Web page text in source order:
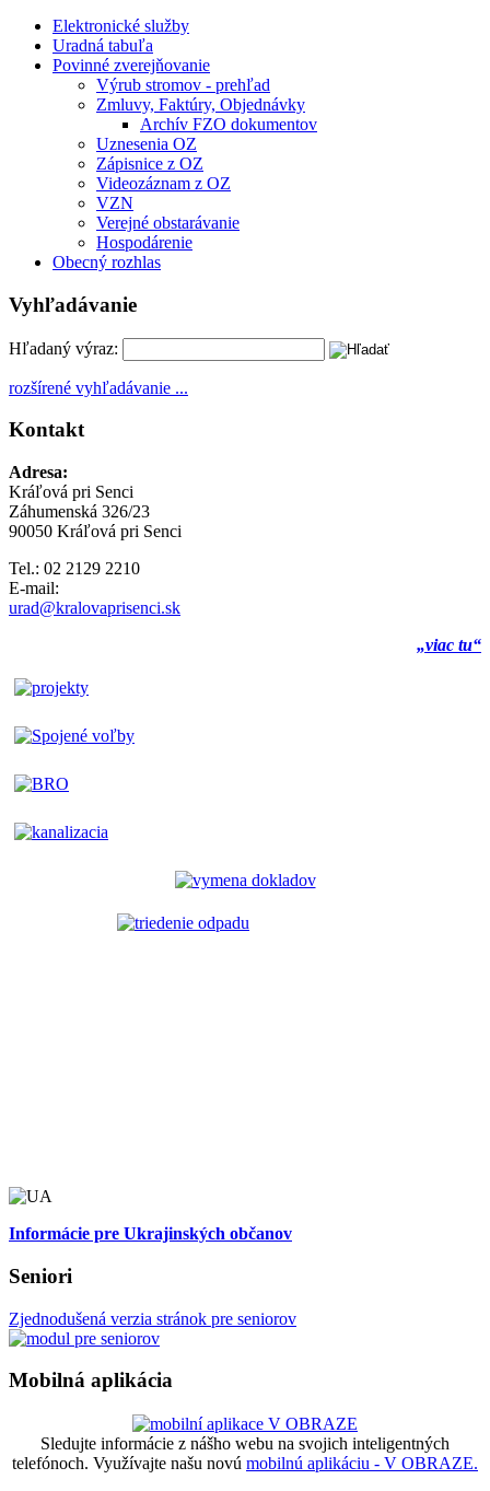
Elektronické služby
Uradná tabuľa
Povinné zverejňovanie
Výrub stromov - prehľad
Zmluvy, Faktúry, Objednávky
Archív FZO dokumentov
Uznesenia OZ
Zápisnice z OZ
Videozáznam z OZ
VZN
Verejné obstarávanie
Hospodárenie
Obecný rozhlas
Vyhľadávanie
Hľadaný výraz:
rozšírené vyhľadávanie ...
Kontakt
Adresa:
Kráľová pri Senci
Záhumenská 326/23
90050 Kráľová pri Senci
Tel.: 02 2129 2210
E-mail:
urad@kralovaprisenci.sk
„viac tu“
Informácie pre Ukrajinských občanov
Seniori
Zjednodušená verzia stránok pre seniorov
Mobilná aplikácia
Sledujte informácie z nášho webu na svojich inteligentných
telefónoch. Využívajte našu novú mobilnú aplikáciu - V OBRAZE.